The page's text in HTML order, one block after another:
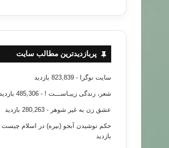
پربازدیدترین مطالب سایت
سایت نوگرا - 823,839 بازدید
شعر، زندگی زیبـاســـت ! - 485,306 بازدید
عشق زن به غیر شوهر - 280,263 بازدید
حکم نوشیدن آبجو (بیره) در اسلام چیست
بازدید